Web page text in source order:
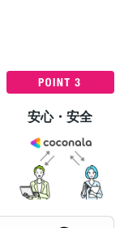
安心・安全